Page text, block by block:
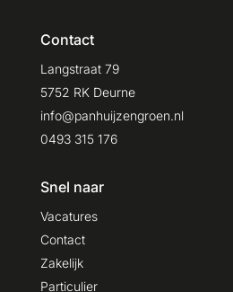
Contact
Langstraat 79
5752 RK Deurne
info@panhuijzengroen.nl
0493 315 176
Snel naar
Vacatures
Contact
Zakelijk
Particulier